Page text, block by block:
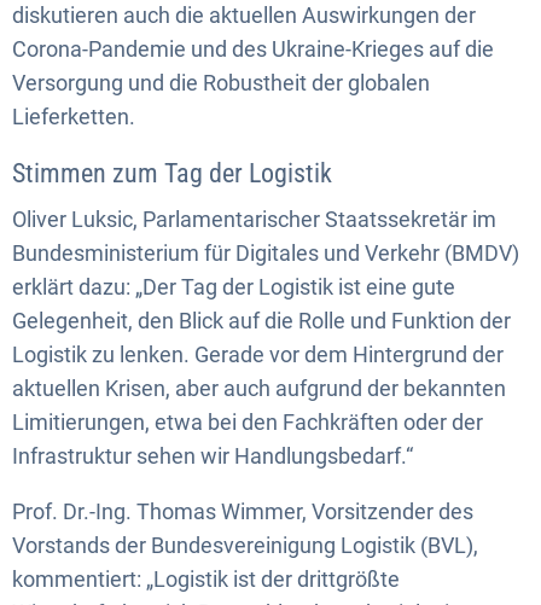
diskutieren auch die aktuellen Auswirkungen der
Corona-Pandemie und des Ukraine-Krieges auf die
Versorgung und die Robustheit der globalen
Lieferketten.
Stimmen zum Tag der Logistik
Oliver Luksic, Parlamentarischer Staatssekretär im
Bundesministerium für Digitales und Verkehr (BMDV)
erklärt dazu: „Der Tag der Logistik ist eine gute
Gelegenheit, den Blick auf die Rolle und Funktion der
Logistik zu lenken. Gerade vor dem Hintergrund der
aktuellen Krisen, aber auch aufgrund der bekannten
Limitierungen, etwa bei den Fachkräften oder der
Infrastruktur sehen wir Handlungsbedarf.“
Prof. Dr.-Ing. Thomas Wimmer, Vorsitzender des
Vorstands der Bundesvereinigung Logistik (BVL),
kommentiert: „Logistik ist der drittgrößte